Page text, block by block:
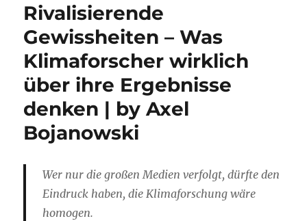
Rivalisierende
Gewissheiten – Was
Klimaforscher wirklich
über ihre Ergebnisse
denken | by Axel
Bojanowski
Wer nur die großen Medien verfolgt, dürfte den
Eindruck haben, die Klimaforschung wäre
homogen.